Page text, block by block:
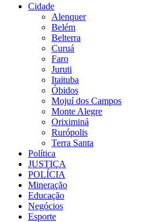
Cidade
Alenquer
Belém
Belterra
Curuá
Faro
Juruti
Itaituba
Óbidos
Mojuí dos Campos
Monte Alegre
Oriximiná
Rurópolis
Terra Santa
Política
JUSTIÇA
POLÍCIA
Mineração
Educação
Negócios
Esporte